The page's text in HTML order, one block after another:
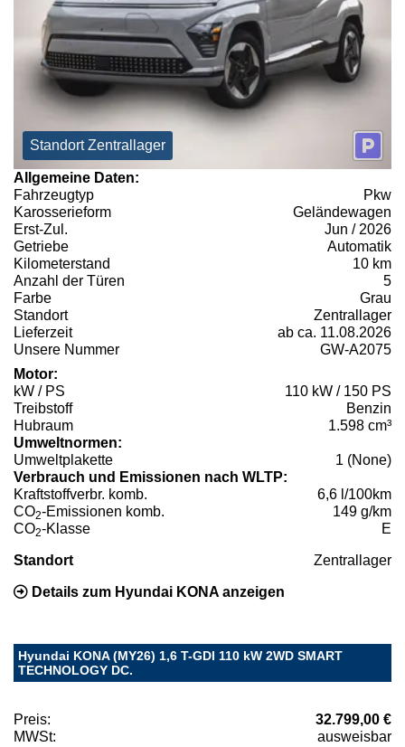
Standort Zentrallager
Allgemeine Daten:
Fahrzeugtyp
Pkw
Karosserieform
Geländewagen
Erst-Zul.
Jun / 2026
Getriebe
Automatik
Kilometerstand
10 km
Anzahl der Türen
5
Farbe
Grau
Standort
Zentrallager
Lieferzeit
ab ca. 11.08.2026
Unsere Nummer
GW-A2075
Motor:
kW / PS
110 kW / 150 PS
Treibstoff
Benzin
Hubraum
1.598 cm³
Umweltnormen:
Umweltplakette
1 (None)
Verbrauch und Emissionen nach WLTP:
Kraftstoffverbr. komb.
6,6 l/100km
CO2-Emissionen komb.
149 g/km
CO2-Klasse E
Standort Zentrallager
Details zum Hyundai KONA anzeigen
Hyundai KONA (MY26) 1,6 T-GDI 110 kW 2WD SMART
TECHNOLOGY DC.
Preis:
32.799,00 €
MWSt:
ausweisbar